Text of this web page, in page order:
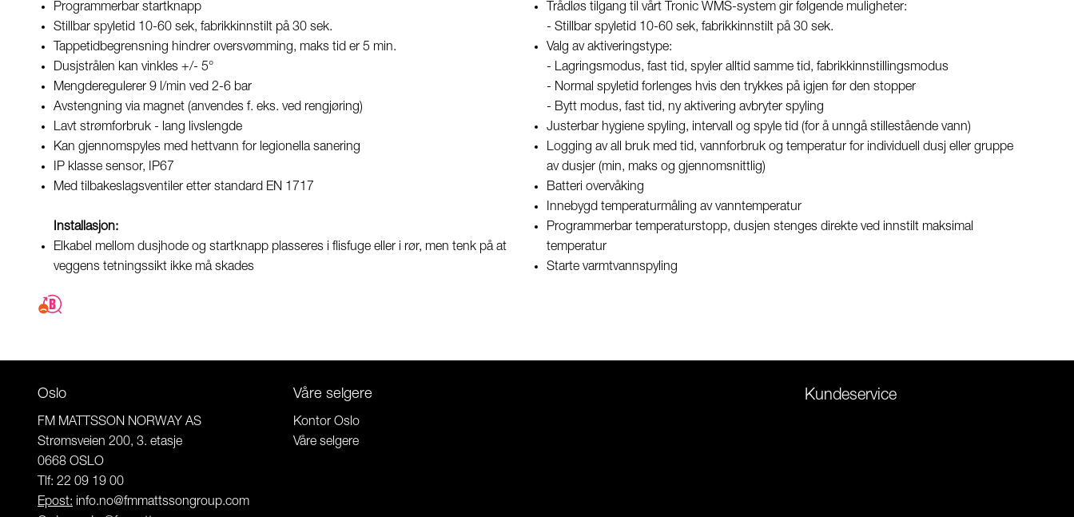
Programmerbar startknapp
Stillbar spyletid 10-60 sek, fabrikkinnstilt på 30 sek.
Tappetidbegrensning hindrer oversvømming, maks tid er 5 min.
Dusjstrålen kan vinkles +/- 5°
Mengderegulerer 9 l/min ved 2-6 bar
Avstengning via magnet (anvendes f. eks. ved rengjøring)
Lavt strømforbruk - lang livslengde
Kan gjennomspyles med hettvann for legionella sanering
IP klasse sensor, IP67
Med tilbakeslagsventiler etter standard EN 1717
Installasjon:
Elkabel mellom dusjhode og startknapp plasseres i flisfuge eller i rør, men tenk på at
veggens tetningssikt ikke må skades
Trådløs tilgang til vårt Tronic WMS-system gir følgende muligheter:
- Stillbar spyletid 10-60 sek, fabrikkinnstilt på 30 sek.
Valg av aktiveringstype:
- Lagringsmodus, fast tid, spyler alltid samme tid, fabrikkinnstillingsmodus
- Normal spyletid forlenges hvis den trykkes på igjen før den stopper
- Bytt modus, fast tid, ny aktivering avbryter spyling
Justerbar hygiene spyling, intervall og spyle tid (for å unngå stillestående vann)
Logging av all bruk med tid, vannforbruk og temperatur for individuell dusj eller gruppe
av dusjer (min, maks og gjennomsnittlig)
Batteri overvåking
Innebygd temperaturmåling av vanntemperatur
Programmerbar temperaturstopp, dusjen stenges direkte ved innstilt maksimal
temperatur
Starte varmtvannspyling
Oslo
FM MATTSSON NORWAY AS
Strømsveien 200, 3. etasje
0668 OSLO
Tlf: 22 09 19 00
Epost: info.no@fmmattssongroup.com
Våre selgere
Kontor Oslo
Våre selgere
Kundeservice